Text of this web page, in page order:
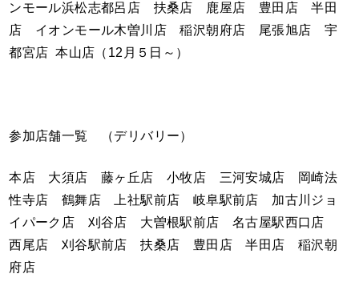
ンモール浜松志都呂店 扶桑店 鹿屋店 豊田店 半田
店 イオンモール木曽川店 稲沢朝府店 尾張旭店 宇
都宮店 本山店（12月５日～）
参加店舗一覧 （デリバリー）
本店 大須店 藤ヶ丘店 小牧店 三河安城店 岡崎法
性寺店 鶴舞店 上社駅前店 岐阜駅前店 加古川ジョ
イパーク店 刈谷店 大曽根駅前店 名古屋駅西口店
西尾店 刈谷駅前店 扶桑店 豊田店 半田店 稲沢朝
府店